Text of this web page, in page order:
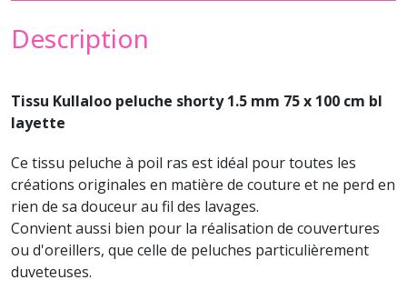
Description
Tissu Kullaloo peluche shorty 1.5 mm 75 x 100 cm bl
layette
Ce tissu peluche à poil ras est idéal pour toutes les
créations originales en matière de couture et ne perd en
rien de sa douceur au fil des lavages.
Convient aussi bien pour la réalisation de couvertures
ou d'oreillers, que celle de peluches particulièrement
duveteuses.